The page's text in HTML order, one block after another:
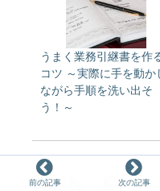
うまく業務引継書を作
コツ ～実際に手を動か
ながら手順を洗い出そ
う！～
前の記事 次の記事